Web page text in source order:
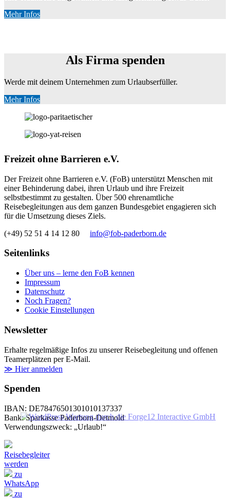
Mehr Infos
Als Firma spenden
Werde mit deinem Unternehmen zum Urlaubserfüller.
Mehr Infos
Freizeit ohne Barrieren e.V.
Der Freizeit ohne Barrieren e.V. (FoB) unterstützt Menschen mit
einer Behinderung dabei, ihren Urlaub und ihre Freizeit
selbstbestimmt zu gestalten. Über 500 ehrenamtliche
Reisebegleitungen aus dem ganzen Bundesgebiet engagieren sich
für die Umsetzung dieses Ziels.
(+49) 52 51 4 14 12 80 info@fob-paderborn.de
Seitenlinks
Über uns – lerne den FoB kennen
Impressum
Datenschutz
Noch Fragen?
Cookie Einstellungen
Newsletter
Erhalte regelmäßige Infos zu unserer Reisebegleitung und offenen
Teamerplätzen per E-Mail.
≫ Hier anmelden
Spenden
IBAN: DE78476501301010137337
Bank: Sparkasse Paderborn-Detmold
Verwendungszweck: „Urlaub!“
Reisebegleiter
werden
zu
WhatsApp
zu